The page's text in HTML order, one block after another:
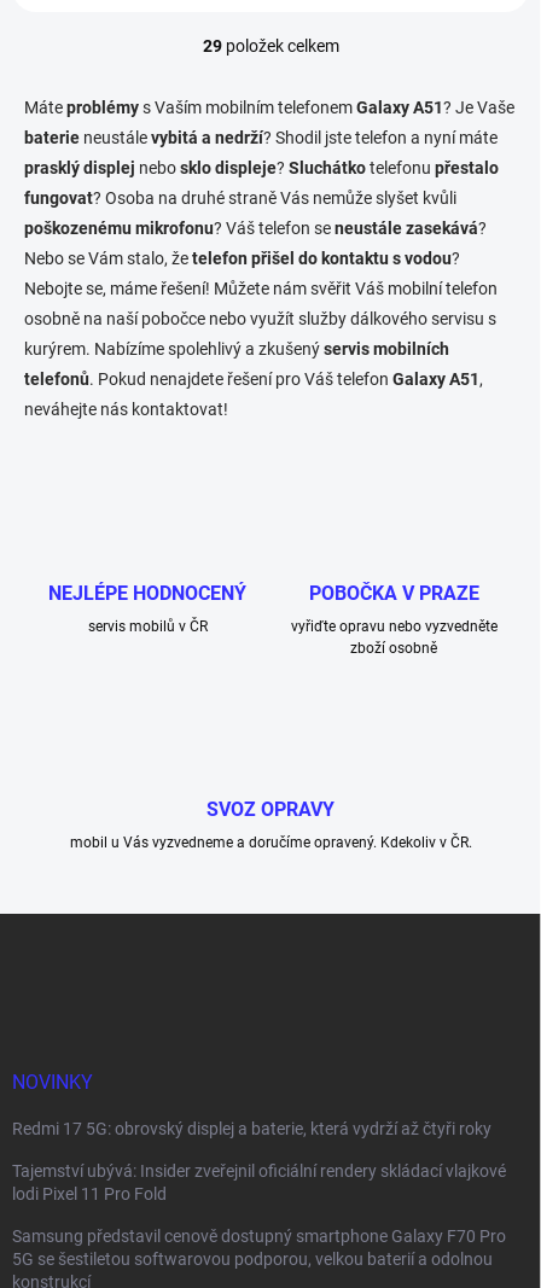
O
l
d
a
c
í
p
r
v
k
y
v
ý
29položek celkem
Máteproblémys Vaším mobilním telefonemGalaxy A51? Je Vaše
baterie neustálevybitá a nedrží? Shodil jste telefon a nyní máte
prasklý displej nebosklo displeje? Sluchátkotelefonu přestalo
fungovat? Osoba na druhé straně Vás nemůže slyšet kvůli
poškozenému mikrofonu? Váš telefon seneustále zasekává?
Nebo se Vám stalo, žetelefon přišel do kontaktu s vodou?
Nebojte se, máme řešení! Můžete nám svěřit Váš mobilní telefon
osobně na naší pobočce nebo využít služby dálkového servisu s
kurýrem. Nabízíme spolehlivý a zkušenýservis mobilních
telefonů. Pokud nenajdete řešení pro Váš telefon Galaxy A51,
neváhejte nás kontaktovat!
NEJLÉPE HODNOCENÝ
servis mobilů v ČR
POBOČKA V PRAZE
vyřiďte opravu nebo vyzvedněte
zboží osobně
SVOZ OPRAVY
mobil u Vás vyzvedneme a doručíme opravený. Kdekoliv v ČR.
NOVINKY
Redmi 17 5G: obrovský displej a baterie, která vydrží až čtyři roky
Tajemství ubývá: Insider zveřejnil oficiální rendery skládací vlajkové
lodi Pixel 11 Pro Fold
Samsung představil cenově dostupný smartphone Galaxy F70 Pro
5G se šestiletou softwarovou podporou, velkou baterií a odolnou
konstrukcí